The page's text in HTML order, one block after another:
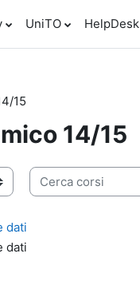
UniTO HelpDesk
15
14/15
Cerca corsi
dati
dati